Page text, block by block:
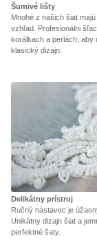
Šumivé lišty
Mnohé z našich šiat
vzhľad. Profesionálni
korálkach a perlách, aby
klasický dizajn.
Delikátny prístroj
Ručný nástavec je
Unikátny dizajn šiat a
perfektné šaty.